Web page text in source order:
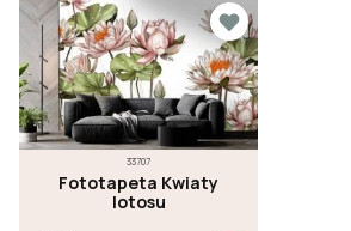
33707
Fototapeta Kwiaty
lotosu